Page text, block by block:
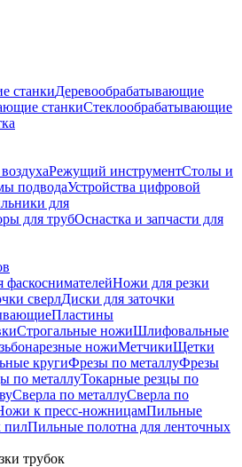
станкиДеревообрабатывающие
станкиСтеклообрабатывающие
Режущий инструментСтолы и
подводаУстройства цифровой
для
для трубОснастка и запчасти для
фаскоснимателейНожи для резки
сверлДиски для заточки
Пластины
Строгальные ножиШлифовальные
ножиМетчикиЩетки
кругиФрезы по металлуФрезы
по металлуТокарные резцы по
Сверла по металлуСверла по
к пресс-ножницамПильные
пилПильные полотна для ленточных
трубок